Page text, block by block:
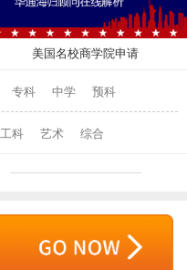
美国名校商学院申请
专科 中学 预科
工科 艺术 综合